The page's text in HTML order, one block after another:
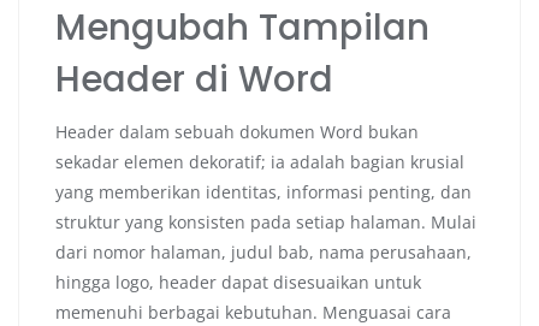
Mengubah Tampilan
Header di Word
Header dalam sebuah dokumen Word bukan
sekadar elemen dekoratif; ia adalah bagian krusial
yang memberikan identitas, informasi penting, dan
struktur yang konsisten pada setiap halaman. Mulai
dari nomor halaman, judul bab, nama perusahaan,
hingga logo, header dapat disesuaikan untuk
memenuhi berbagai kebutuhan. Menguasai cara